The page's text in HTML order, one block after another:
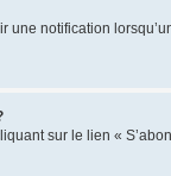
une notification
sur le lien «